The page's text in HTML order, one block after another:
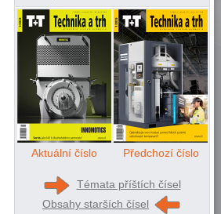
Aktuální číslo Předchozí číslo
Témata příštích čísel
Obsahy starších čísel